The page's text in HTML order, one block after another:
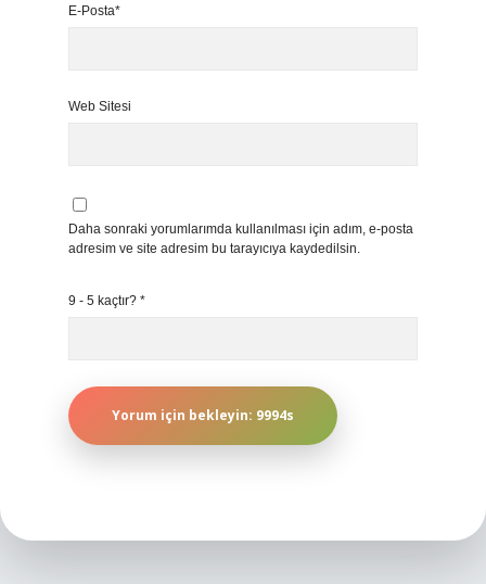
E-Posta*
Web Sitesi
Daha sonraki yorumlarımda kullanılması için adım, e-posta
adresim ve site adresim bu tarayıcıya kaydedilsin.
9 - 5 kaçtır? *